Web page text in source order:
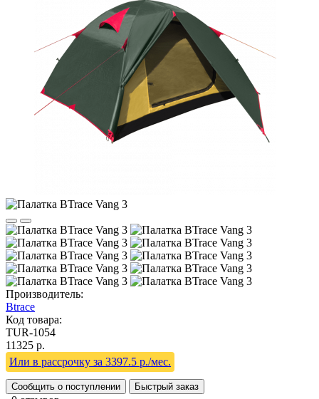
Производитель:
Btrace
Код товара:
TUR-1054
11325 р.
Или в рассрочку за 3397.5 р./мес.
Сообщить о поступлении Быстрый заказ